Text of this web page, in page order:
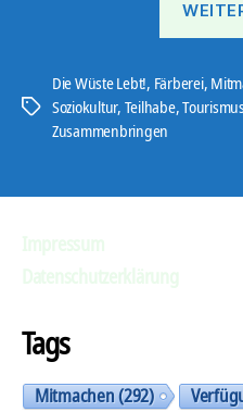
Schlagwörter
Die Wüste Lebt!, Färberei,
Soziokultur, Teilhabe,
Zusammenbringen
Tags
Mitmachen(292)